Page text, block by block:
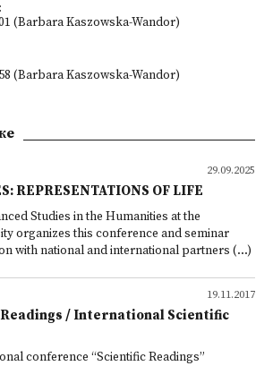
(Barbara Kaszowska-Wandor)
(Barbara Kaszowska-Wandor)
29.09.2025
REPRESENTATIONS OF LIFE
Studies in the Humanities at the
organizes this conference and seminar
with national and international partners (...)
19.11.2017
/ International Scientific
conference “Scientific Readings”